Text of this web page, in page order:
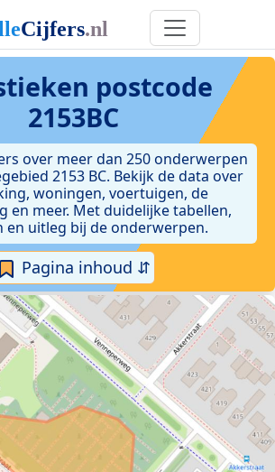
postcode
2153BC
over meer dan 250 onderwerpen
2153 BC. Bekijk de data over
woningen, voertuigen, de
en meer. Met duidelijke tabellen,
en uitleg bij de onderwerpen.
Pagina inhoud ⇵